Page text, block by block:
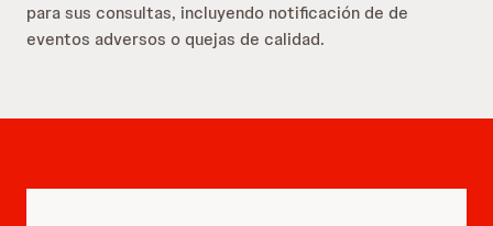
para sus consultas, incluyendo notificación de de
eventos adversos o quejas de calidad.